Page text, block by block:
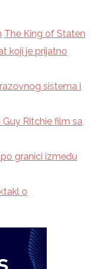
The King of Staten
koji je prijatno
sistema i
Ritchie film sa
granici između
o